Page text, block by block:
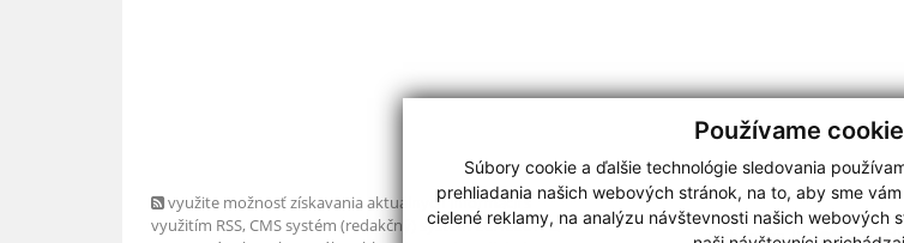
Používame
Súbory cookie a ďalšie technológie sledovania
prehliadania našich webových stránok, na to, aby sme
cielené reklamy, na analýzu návštevnosti našich webových
využite možnosť získavania aktuálnych informácií s
využitím RSS, CMS systém (redakčný) systém ECHELON 2,
webdesign|